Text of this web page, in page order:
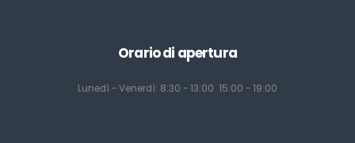
Orario di apertura
Lunedì - Venerdì: 8:30 - 13:00 15:00 - 19:00